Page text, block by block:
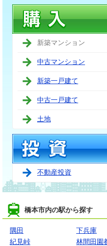
新築マンション
中古マンション
新築一戸建て
中古一戸建て
土地
不動産投資
橋本市内の駅から探す
隅田 下兵庫
紀見峠
林間田園